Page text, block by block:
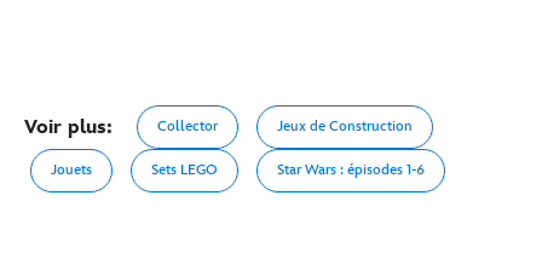
Voir plus: Collector Jeux de Construction
Jouets Sets LEGO Star Wars : épisodes 1-6